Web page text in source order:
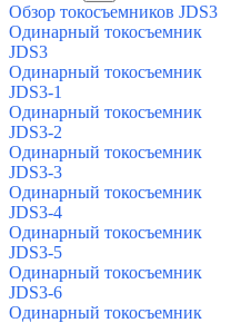
Обзор токосъемников JDS3
Одинарный токосъемник
JDS3
Одинарный токосъемник
JDS3-1
Одинарный токосъемник
JDS3-2
Одинарный токосъемник
JDS3-3
Одинарный токосъемник
JDS3-4
Одинарный токосъемник
JDS3-5
Одинарный токосъемник
JDS3-6
Одинарный токосъемник